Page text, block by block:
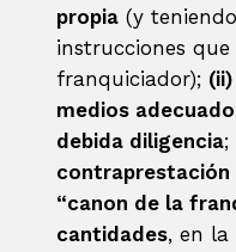
propia(y
instrucciones
franquiciador);
medios
debida diligencia;
contraprestación
“canon de la
cantidades, en la